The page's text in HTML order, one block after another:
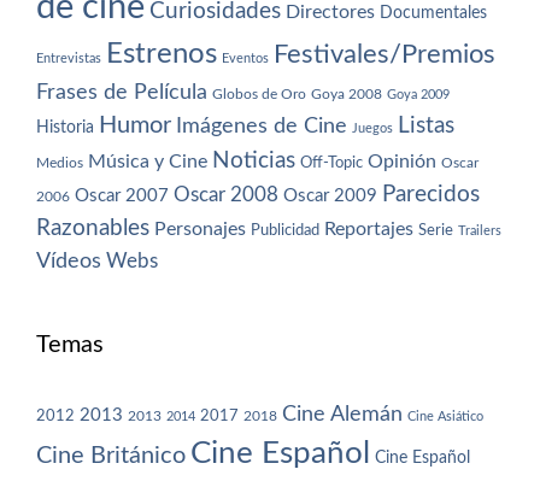
Curiosidades Directores Documentales
Entrevistas Estrenos Eventos Festivales/Premios
Frases de Película Globos de Oro Goya 2008 Goya 2009
Historia Humor Imágenes de Cine Juegos Listas
Medios Música y Cine Noticias Off-Topic Opinión Oscar
2006 Oscar 2007 Oscar 2008 Oscar 2009 Parecidos
Razonables Personajes Publicidad Reportajes Serie Trailers
Vídeos Webs
Temas
2012 2013 2013 2014 2017 2018 Cine Alemán Cine Asiático
Cine Británico Cine Español Cine Español